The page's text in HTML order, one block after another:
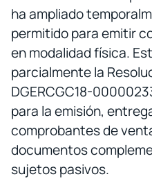
ha ampliado
permitido para emitir
en modalidad física.
parcialmente la
DGERCGC18-
para la emisión,
comprobantes de
documentos
sujetos pasivos.